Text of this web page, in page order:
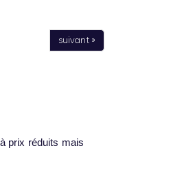
suivant »
prix réduits mais